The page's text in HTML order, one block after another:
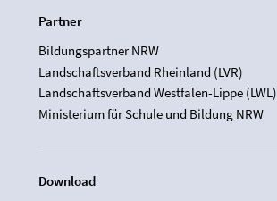
Partner
Bildungspartner NRW
Landschaftsverband Rheinland (LVR)
Landschaftsverband Westfalen-Lippe (LWL)
Ministerium für Schule und Bildung NRW
Download